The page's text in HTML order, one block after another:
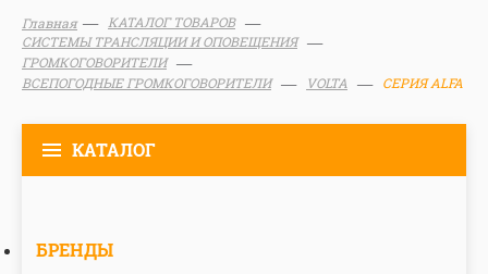
Главная
КАТАЛОГ ТОВАРОВ
СИСТЕМЫ ТРАНСЛЯЦИИ И ОПОВЕЩЕНИЯ
ГРОМКОГОВОРИТЕЛИ
ВСЕПОГОДНЫЕ ГРОМКОГОВОРИТЕЛИ
VOLTA СЕРИЯ ALFA
КАТАЛОГ
БРЕНДЫ